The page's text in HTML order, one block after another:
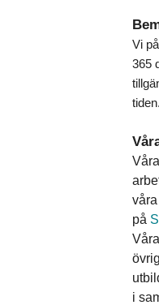
Vi på
365
tiden.
på
i